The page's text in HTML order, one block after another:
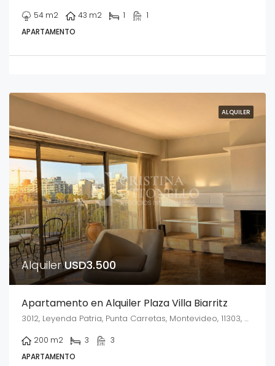
54 m2 43 m2 1
1
APARTAMENTO
ALQUILER
AlquilerUSD3.500
Apartamento en Alquiler Plaza Villa Biarritz
3012, Leyenda Patria, Punta Carretas, Montevideo, 11303, Uruguay
200 m2 3
3
APARTAMENTO